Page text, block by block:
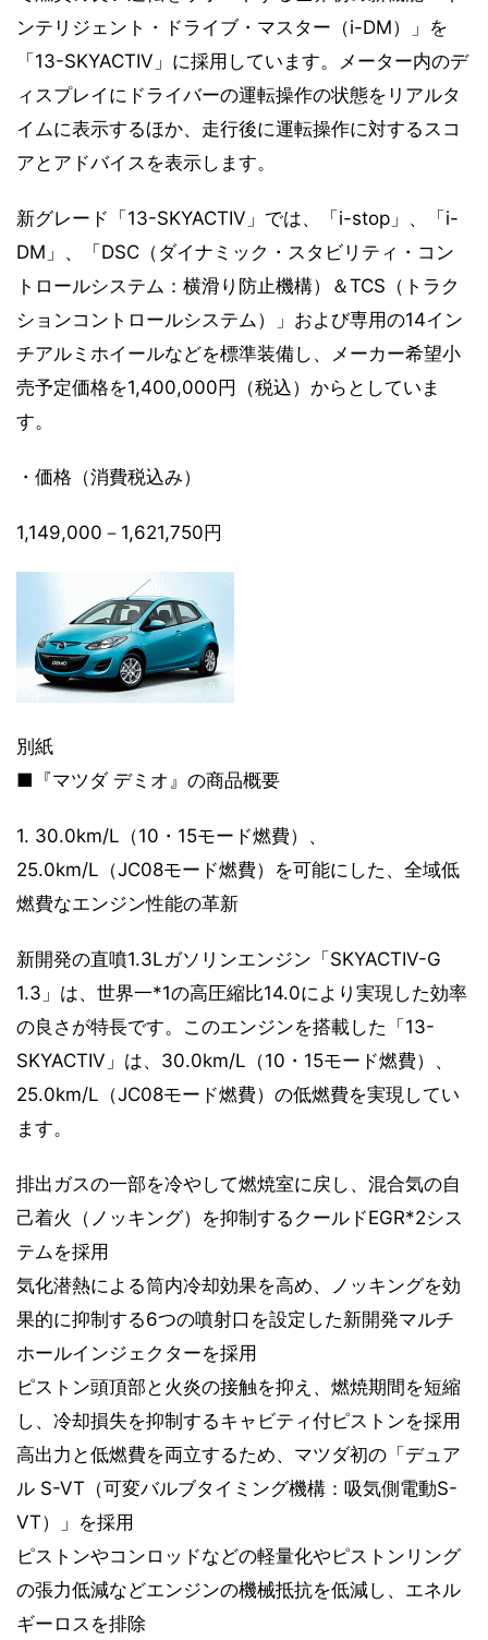
ンテリジェント・ドライブ・マスター（i-DM）」を
「13-SKYACTIV」に採用しています。メーター内のデ
ィスプレイにドライバーの運転操作の状態をリアルタ
イムに表示するほか、走行後に運転操作に対するスコ
アとアドバイスを表示します。
新グレード「13-SKYACTIV」では、「i-stop」、「i-
DM」、「DSC（ダイナミック・スタビリティ・コン
トロールシステム：横滑り防止機構）＆TCS（トラク
ションコントロールシステム）」および専用の14イン
チアルミホイールなどを標準装備し、メーカー希望小
売予定価格を1,400,000円（税込）からとしていま
す。
・価格（消費税込み）
1,149,000－1,621,750円
別紙
■『マツダ デミオ』の商品概要
1. 30.0km/L（10・15モード燃費）、
25.0km/L（JC08モード燃費）を可能にした、全域低
燃費なエンジン性能の革新
新開発の直噴1.3Lガソリンエンジン「SKYACTIV-G
1.3」は、世界一*1の高圧縮比14.0により実現した効率
の良さが特長です。このエンジンを搭載した「13-
SKYACTIV」は、30.0km/L（10・15モード燃費）、
25.0km/L（JC08モード燃費）の低燃費を実現してい
ます。
排出ガスの一部を冷やして燃焼室に戻し、混合気の自
己着火（ノッキング）を抑制するクールドEGR*2シス
テムを採用
気化潜熱による筒内冷却効果を高め、ノッキングを効
果的に抑制する6つの噴射口を設定した新開発マルチ
ホールインジェクターを採用
ピストン頭頂部と火炎の接触を抑え、燃焼期間を短縮
し、冷却損失を抑制するキャビティ付ピストンを採用
高出力と低燃費を両立するため、マツダ初の「デュア
ル S-VT（可変バルブタイミング機構：吸気側電動S-
VT）」を採用
ピストンやコンロッドなどの軽量化やピストンリング
の張力低減などエンジンの機械抵抗を低減し、エネル
ギーロスを排除